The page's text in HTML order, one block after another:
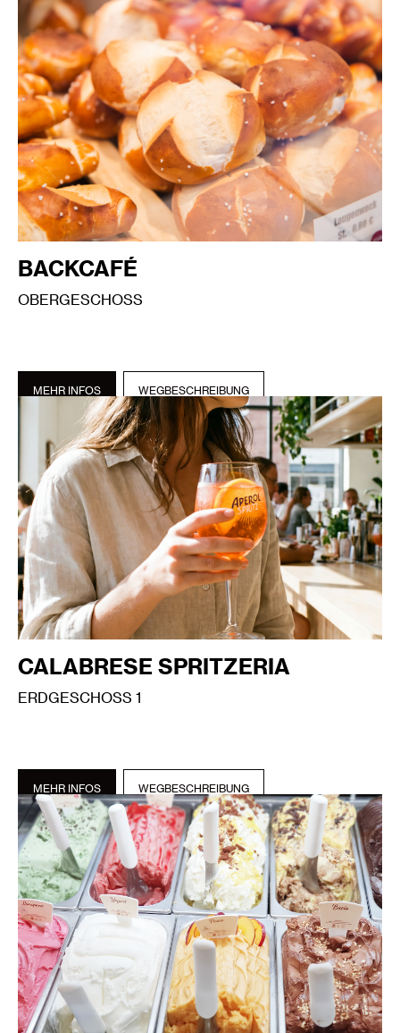
BACKCAFÉ
OBERGESCHOSS
MEHR INFOS WEGBESCHREIBUNG
CALABRESE SPRITZERIA
ERDGESCHOSS 1
MEHR INFOS WEGBESCHREIBUNG